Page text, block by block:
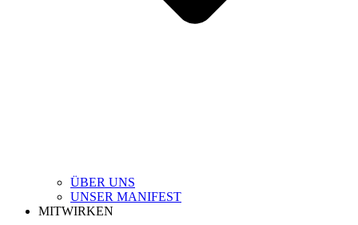
ÜBER UNS
UNSER MANIFEST
MITWIRKEN